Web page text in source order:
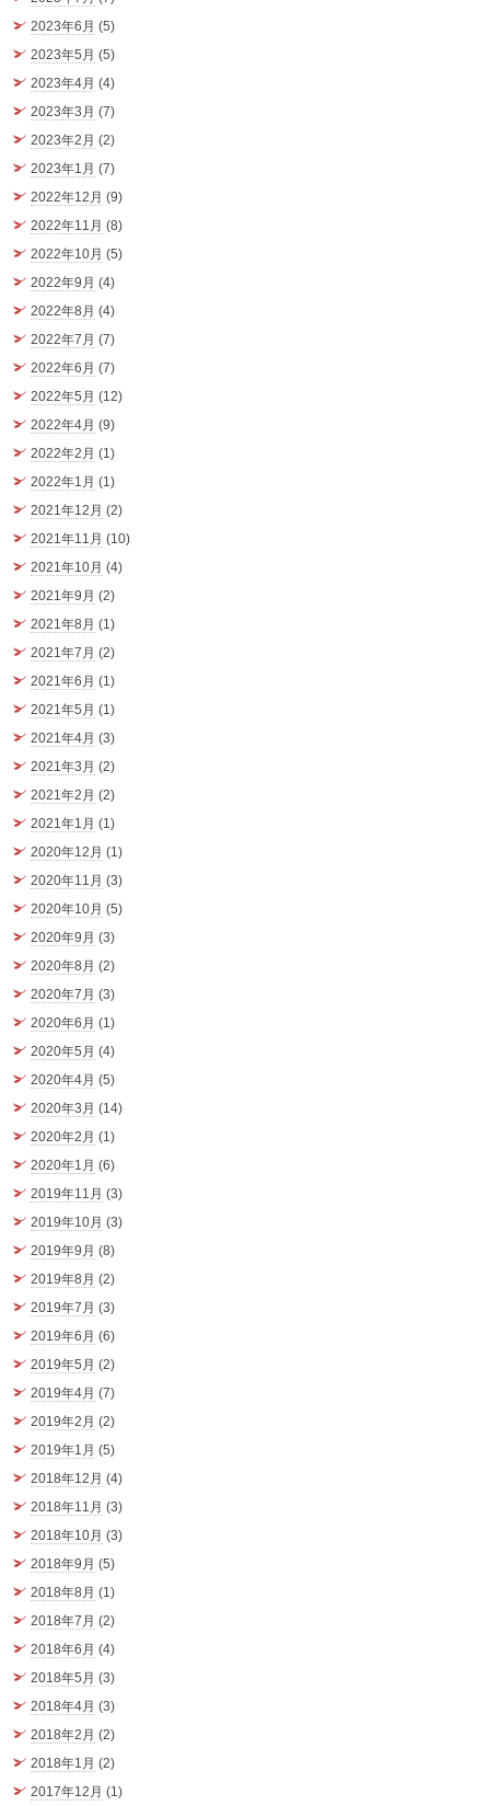
2023年6月 (5)
2023年5月 (5)
2023年4月 (4)
2023年3月 (7)
2023年2月 (2)
2023年1月 (7)
2022年12月 (9)
2022年11月 (8)
2022年10月 (5)
2022年9月 (4)
2022年8月 (4)
2022年7月 (7)
2022年6月 (7)
2022年5月 (12)
2022年4月 (9)
2022年2月 (1)
2022年1月 (1)
2021年12月 (2)
2021年11月 (10)
2021年10月 (4)
2021年9月 (2)
2021年8月 (1)
2021年7月 (2)
2021年6月 (1)
2021年5月 (1)
2021年4月 (3)
2021年3月 (2)
2021年2月 (2)
2021年1月 (1)
2020年12月 (1)
2020年11月 (3)
2020年10月 (5)
2020年9月 (3)
2020年8月 (2)
2020年7月 (3)
2020年6月 (1)
2020年5月 (4)
2020年4月 (5)
2020年3月 (14)
2020年2月 (1)
2020年1月 (6)
2019年11月 (3)
2019年10月 (3)
2019年9月 (8)
2019年8月 (2)
2019年7月 (3)
2019年6月 (6)
2019年5月 (2)
2019年4月 (7)
2019年2月 (2)
2019年1月 (5)
2018年12月 (4)
2018年11月 (3)
2018年10月 (3)
2018年9月 (5)
2018年8月 (1)
2018年7月 (2)
2018年6月 (4)
2018年5月 (3)
2018年4月 (3)
2018年2月 (2)
2018年1月 (2)
2017年12月 (1)